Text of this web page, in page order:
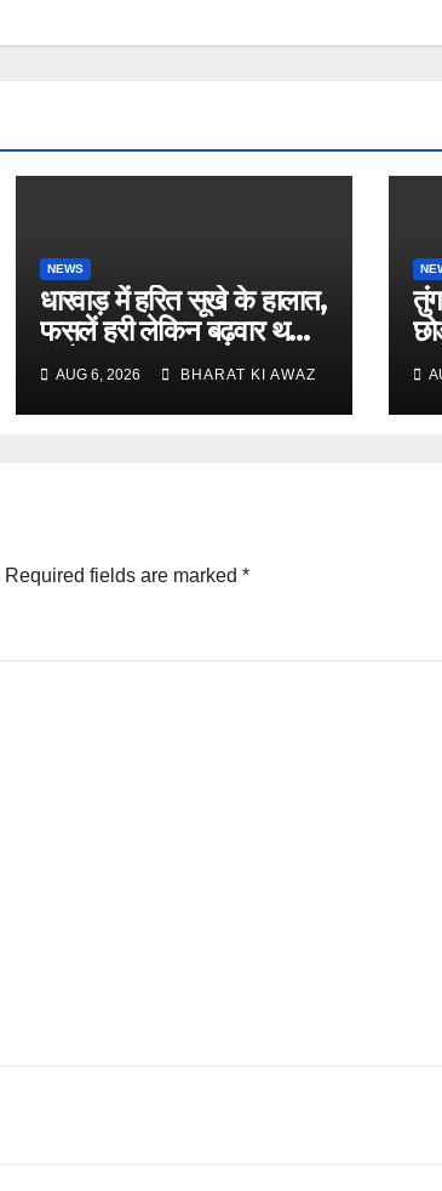
NEWS
धारवाड़ में हरित सूखे के हालात,
फसलें हरी लेकिन बढ़वार थमी :
संतोष लाड
AUG 6, 2026 BHARAT KI AWAZ
Required fields are marked *